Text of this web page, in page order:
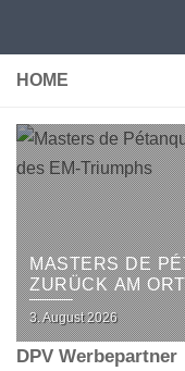
HOME
MASTERS DE
ZURÜCK AM
Posted
on
3. August 2026
DPV Werbepartner